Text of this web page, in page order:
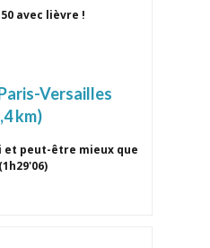
avec lièvre !
Versailles
km)
peut-être mieux que